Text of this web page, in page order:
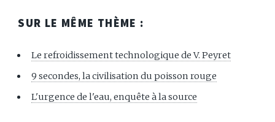
SUR LE MÊME THÈME :
Le refroidissement technologique de V. Peyret
9 secondes, la civilisation du poisson rouge
L'urgence de l'eau, enquête à la source